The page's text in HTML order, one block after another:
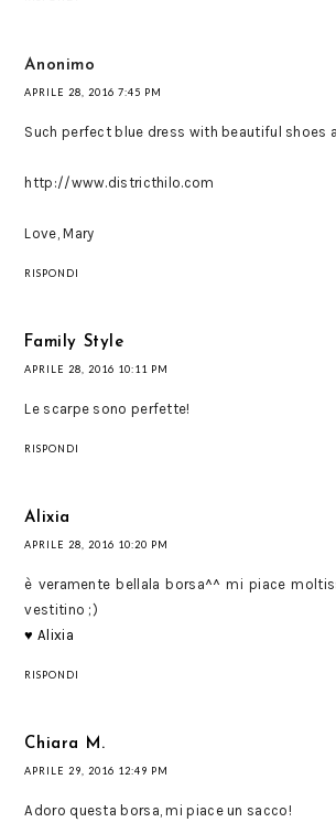
Anonimo
APRILE 28, 2016 7:45 PM
Such perfect blue dress with beautiful shoes
http://www.districthilo.com
Love, Mary
RISPONDI
Family Style
APRILE 28, 2016 10:11 PM
Le scarpe sono perfette!
RISPONDI
Alixia
APRILE 28, 2016 10:20 PM
è veramente bellala borsa^^ mi piace
vestitino ;)
♥ Alixia
RISPONDI
Chiara M.
APRILE 29, 2016 12:49 PM
Adoro questa borsa, mi piace un sacco!